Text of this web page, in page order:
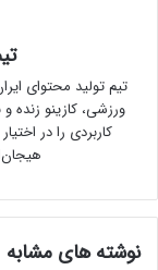
ورزشی، کازینو زنده
نوشته های مشابه